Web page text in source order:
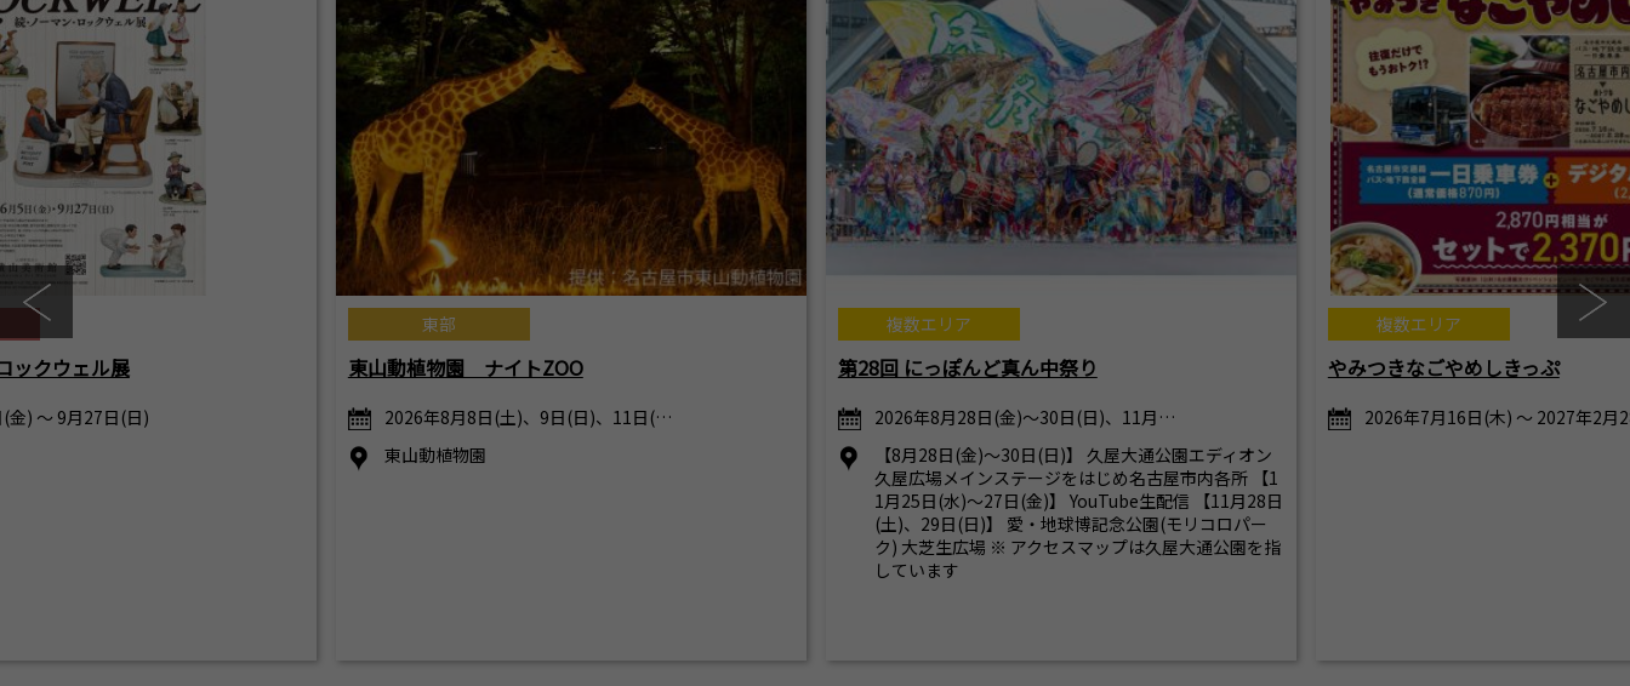
ックウェル展
金) ～ 9月27日(日)
東部
東山動植物園 ナイトZOO
2026年8月8日(土)、9日(日)、11日(…
東山動植物園
複数エリア
第28回 にっぽんど真ん中祭り
2026年8月28日(金)～30日(日)、11月…
【8月28日(金)～30日(日)】 久屋大通公園エディオン
久屋広場メインステージをはじめ名古屋市内各所 【1
1月25日(水)～27日(金)】 YouTube生配信 【11月28日
(土)、29日(日)】 愛・地球博記念公園(モリコロパー
ク) 大芝生広場 ※ アクセスマップは久屋大通公園を指
しています
複数エリア
やみつきなごやめしきっぷ
2026年7月16日(木) ～ 2027年2